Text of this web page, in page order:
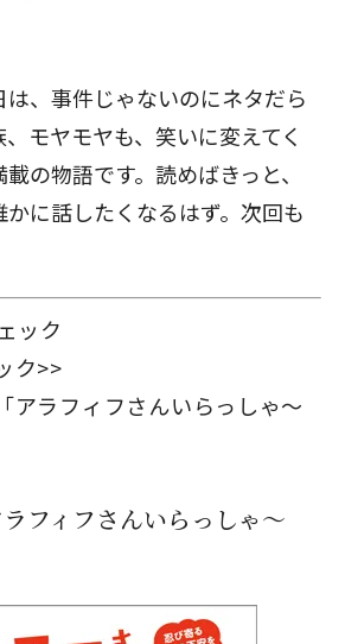
、事件じゃないのにネタだら
モヤモヤも、笑いに変えてく
の物語です。読めばきっと、
かに話したくなるはず。次回も
ック
ク>>
アラフィフさんいらっしゃ～
フィフさんいらっしゃ～